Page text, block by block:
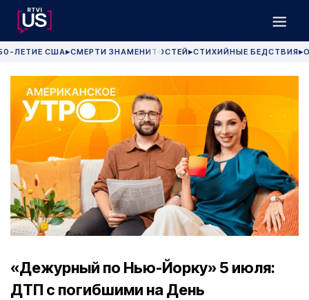
ЛЕТИЕ США▶СМЕРТИ ЗНАМЕНИТОСТЕЙ▶СТИХИЙНЫЕ БЕДСТВИЯ▶
«Дежурный по Нью-Йорку» 5 июля:
ДТП с погибшими на День